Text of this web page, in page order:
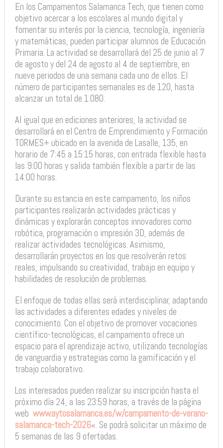
En los Campamentos Salamanca Tech, que tienen como
objetivo acercar a los escolares al mundo digital y
fomentar su interés por la ciencia, tecnología, ingeniería
y matemáticas, pueden participar alumnos de Educación
Primaria. La actividad se desarrollará del 25 de junio al 7
de agosto y del 24 de agosto al 4 de septiembre, en
nueve periodos de una semana cada uno de ellos. El
número de participantes semanales es de 120, hasta
alcanzar un total de 1.080.
Al igual que en ediciones anteriores, la actividad se
desarrollará en el Centro de Emprendimiento y Formación
TORMES+ ubicado en la avenida de Lasalle, 135, en
horario de 7:45 a 15:15 horas, con entrada flexible hasta
las 9:00 horas y salida también flexible a partir de las
14:00 horas.
Durante su estancia en este campamento, los niños
participantes realizarán actividades prácticas y
dinámicas y explorarán conceptos innovadores como
robótica, programación o impresión 3D, además de
realizar actividades tecnológicas. Asimismo,
desarrollarán proyectos en los que resolverán retos
reales, impulsando su creatividad, trabajo en equipo y
habilidades de resolución de problemas.
El enfoque de todas ellas será interdisciplinar, adaptando
las actividades a diferentes edades y niveles de
conocimiento. Con el objetivo de promover vocaciones
científico-tecnológicas, el campamento ofrece un
espacio para el aprendizaje activo, utilizando tecnologías
de vanguardia y estrategias como la gamificación y el
trabajo colaborativo.
Los interesados pueden realizar su inscripción hasta el
próximo día 24, a las 23:59 horas, a través de la página
web www.aytosalamanca.es/w/campamento-de-verano-
salamanca-tech-2026«. Se podrá solicitar un máximo de
5 semanas de las 9 ofertadas.